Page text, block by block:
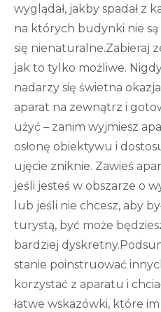
wyglądał, jakby spadał z
na których budynki nie
się nienaturalne.Zabieraj
jak to tylko możliwe.
nadarzy się świetna
aparat na zewnątrz i
użyć – zanim wyjmiesz
osłonę obiektywu i
ujęcie zniknie. Zawieś
jeśli jesteś w obszarze o
lub jeśli nie chcesz, aby
turystą, być może
bardziej
stanie poinstruować
korzystać z aparatu i
łatwe wskazówki, które